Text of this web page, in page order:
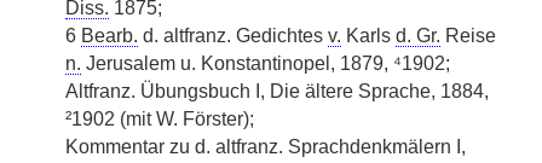
Diss. 1875;
6 Bearb. d. altfranz. Gedichtes v. Karls d. Gr. Reise
n. Jerusalem u. Konstantinopel, 1879, ⁴1902;
Altfranz. Übungsbuch I, Die ältere Sprache, 1884,
²1902 (mit W. Förster);
Kommentar zu d. altfranz. Sprachdenkmälern I,